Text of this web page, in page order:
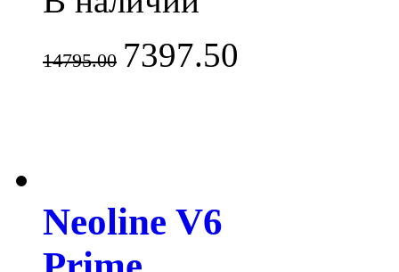
14795.00 7397.50
Neoline V6